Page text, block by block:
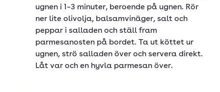
ugnen i 1–3 minuter, beroende på ugnen. Rör
ner lite olivolja, balsamvinäger, salt och
peppar i salladen och ställ fram
parmesanosten på bordet. Ta ut köttet ur
ugnen, strö salladen över och servera direkt.
Låt var och en hyvla parmesan över.